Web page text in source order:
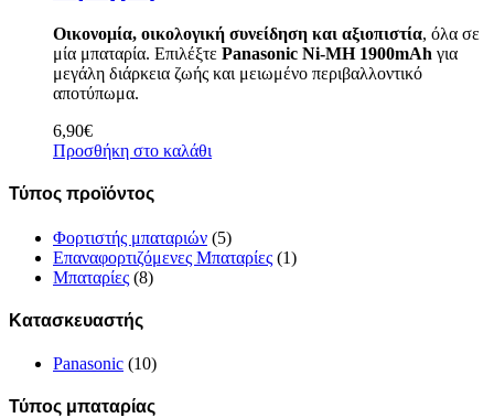
Οικονομία, οικολογική συνείδηση και αξιοπιστία, όλα σε
μία μπαταρία. Επιλέξτε Panasonic Ni-MH 1900mAh για
μεγάλη διάρκεια ζωής και μειωμένο περιβαλλοντικό
αποτύπωμα.
6,90€
Προσθήκη στο καλάθι
Τύπος προϊόντος
Φορτιστής μπαταριών (5)
Επαναφορτιζόμενες Μπαταρίες (1)
Μπαταρίες (8)
Κατασκευαστής
Panasonic (10)
Τύπος μπαταρίας